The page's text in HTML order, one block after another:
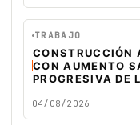
TRABAJO
CONSTRUCCIÓN
CON AUMENTO
PROGRESIVA DE
04/08/2026